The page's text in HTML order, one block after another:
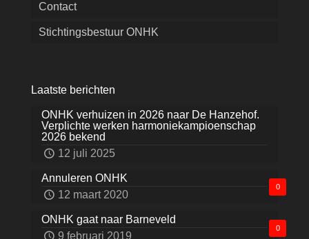
Contact
Stichtingsbestuur ONHK
Laatste berichten
ONHK verhuizen in 2026 naar De Hanzehof.
Verplichte werken harmoniekampioenschap
2026 bekend
12 juli 2025
0
Annuleren ONHK
12 maart 2020
0
ONHK gaat naar Barneveld
9 februari 2019